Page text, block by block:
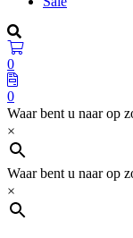
0
0
Waar bent u naar op
×
Waar bent u naar op
×